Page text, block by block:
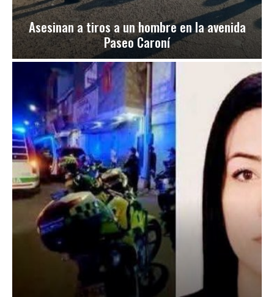
Asesinan a tiros a un hombre en la avenida
Paseo Caroní